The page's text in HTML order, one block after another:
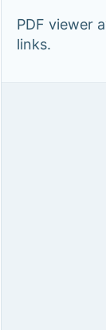
PDF viewer
links.